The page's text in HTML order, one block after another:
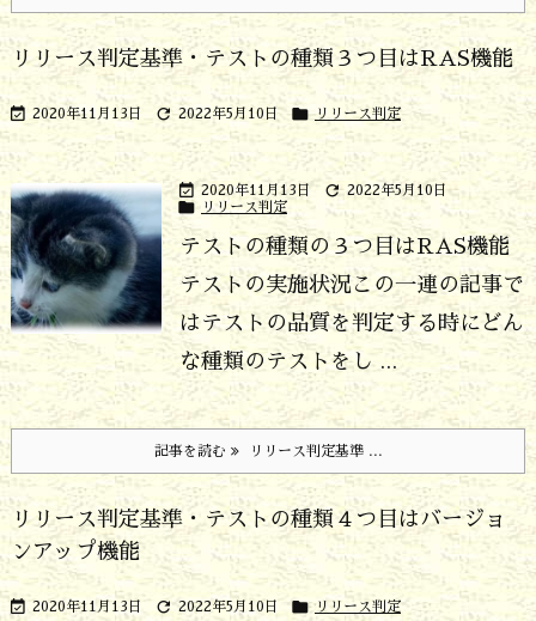
リリース判定基準・テストの種類３つ目はRAS機能
 2020年11月13日  2022年5月10日  リリース判定
 2020年11月13日  2022年5月10日
 リリース判定
テストの種類の３つ目はRAS機能
テストの実施状況 この一連の記事で
はテストの品質を判定する時にどん
な種類のテストをし ...
記事を読む リリース判定基準 ...
リリース判定基準・テストの種類４つ目はバージョ
ンアップ機能
 2020年11月13日  2022年5月10日  リリース判定